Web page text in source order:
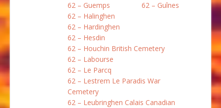
62 – Guemps
62 – Guînes
62 – Halinghen
62 – Hardinghen
62 – Hesdin
62 – Houchin British Cemetery
62 – Labourse
62 – Le Parcq
62 – Lestrem Le Paradis War
Cemetery
62 – Leubringhen Calais Canadian